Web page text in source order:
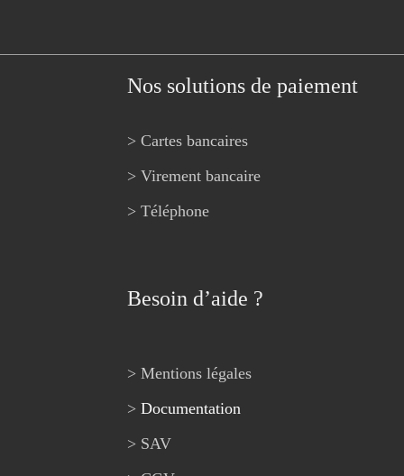
Nos solutions de paiement
> Cartes bancaires
> Virement bancaire
> Téléphone
Besoin d’aide ?
> Mentions légales
> Documentation
> SAV